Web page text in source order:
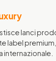
lanci
label
internazionale.